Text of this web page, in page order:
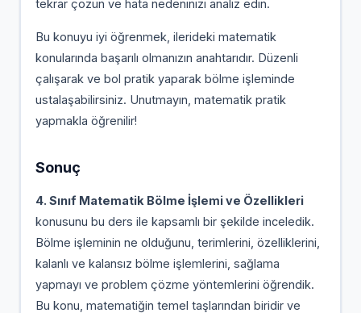
tekrar çözün ve hata nedeninizi analiz edin.
Bu konuyu iyi öğrenmek, ilerideki matematik
konularında başarılı olmanızın anahtarıdır. Düzenli
çalışarak ve bol pratik yaparak bölme işleminde
ustalaşabilirsiniz. Unutmayın, matematik pratik
yapmakla öğrenilir!
Sonuç
4. Sınıf Matematik Bölme İşlemi ve Özellikleri
konusunu bu ders ile kapsamlı bir şekilde inceledik.
Bölme işleminin ne olduğunu, terimlerini, özelliklerini,
kalanlı ve kalansız bölme işlemlerini, sağlama
yapmayı ve problem çözme yöntemlerini öğrendik.
Bu konu, matematiğin temel taşlarından biridir ve